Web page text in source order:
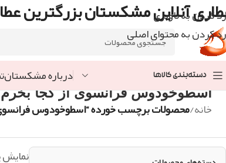
رد کردن به ناوبری
رد کردن به محتوای اصلی
آنلاین مشکستان بزرگترین
دسته‌بندی کالاها درباره مشکستان
اسطوخودوس فرانسوی از کجا بخرم
خانه/محصولات برچسب خورده “اسطوخودوس